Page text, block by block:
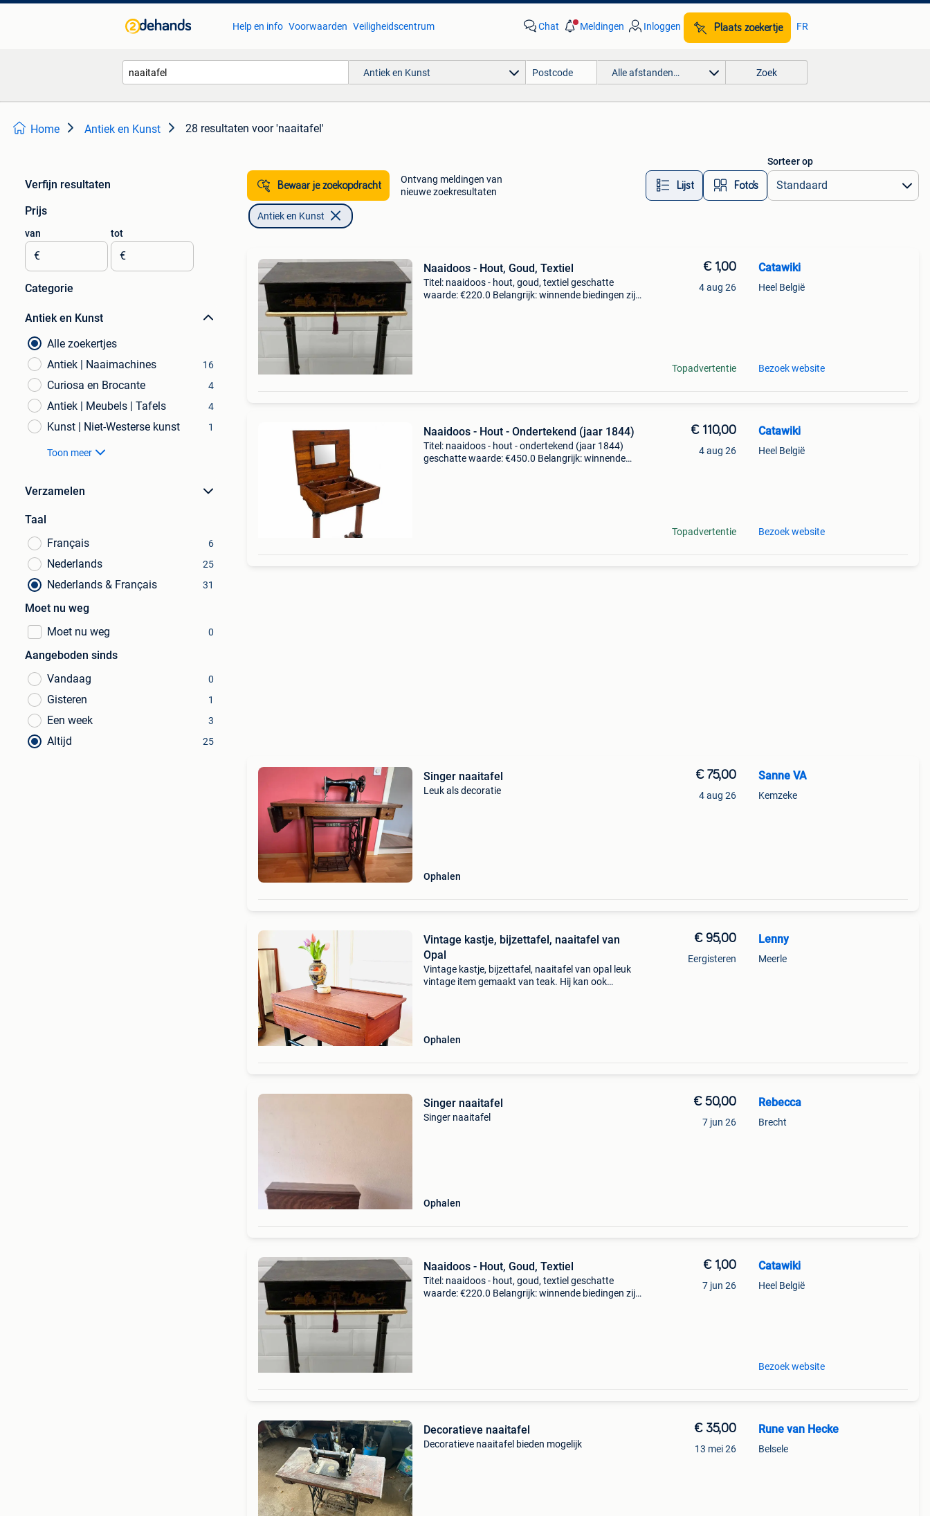
Help en info Voorwaarden Veiligheidscentrum Chat Meldingen Inloggen Plaats zoekertje FR
Antiek en Kunst Alle afstanden… Zoek
Home Antiek en Kunst 28 resultaten voor 'naaitafel'
Verfijn resultaten
Prijs
van
€
tot
€
Categorie
Antiek en Kunst
Alle zoekertjes
Antiek | Naaimachines
16
Curiosa en Brocante 4
Antiek | Meubels | Tafels 4
Kunst | Niet-Westerse kunst 1
Toon meer
Verzamelen
Taal
Français
6
Nederlands 25
Nederlands & Français 31
Moet nu weg
Moet nu weg
0
Aangeboden sinds
Vandaag
0
Gisteren 1
Een week 3
Altijd 25
Bewaar je zoekopdracht
Ontvang meldingen van
nieuwe zoekresultaten
Lijst Foto’s
Sorteer op
Antiek en Kunst
Naaidoos - Hout, Goud, Textiel
Titel: naaidoos - hout, goud, textiel geschatte
waarde: €220.0 Belangrijk: winnende biedingen zijn
€ 1,00
4 aug 26
Topadvertentie
Catawiki
Heel België
Bezoek website
Naaidoos - Hout - Ondertekend (jaar 1844)
Titel: naaidoos - hout - ondertekend (jaar 1844)
geschatte waarde: €450.0 Belangrijk: winnende
€ 110,00
4 aug 26
Topadvertentie
Catawiki
Heel België
Bezoek website
Singer naaitafel
Leuk als decoratie
Ophalen
€ 75,00
4 aug 26
Sanne VA
Kemzeke
Vintage kastje, bijzettafel, naaitafel van
Opal
Vintage kastje, bijzettafel, naaitafel van opal leuk
vintage item gemaakt van teak. Hij kan ook
Ophalen
€ 95,00
Eergisteren
Lenny
Meerle
Singer naaitafel
Singer naaitafel
Ophalen
€ 50,00
7 jun 26
Rebecca
Brecht
Naaidoos - Hout, Goud, Textiel
Titel: naaidoos - hout, goud, textiel geschatte
waarde: €220.0 Belangrijk: winnende biedingen zijn
€ 1,00
7 jun 26
Catawiki
Heel België
Bezoek website
Decoratieve naaitafel
Decoratieve naaitafel bieden mogelijk
€ 35,00
13 mei 26
Rune van Hecke
Belsele